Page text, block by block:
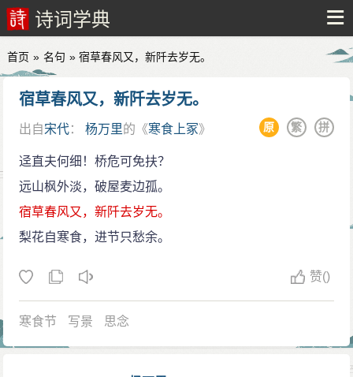
诗词学典
首页 » 名句 » 宿草春风又，新阡去岁无。
宿草春风又，新阡去岁无。
出自宋代：杨万里的《寒食上冢》 拼
繁
原
迳直夫何细！桥危可免扶？
远山枫外淡，破屋麦边孤。
宿草春风又，新阡去岁无。
梨花自寒食，进节只愁余。
赞()
寒食节 写景 思念